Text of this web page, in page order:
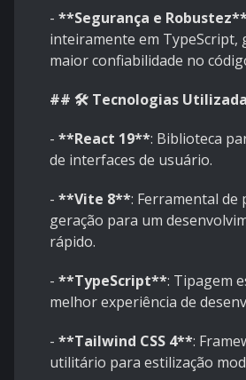
- **Segurança e
inteiramente em TypeScript,
maior confiabilidade no
## 🛠️ Tecnologias
- **React 19**: Biblioteca
de interfaces de usuário.
- **Vite 8**: Ferramental de
geração para um
rápido.
- **TypeScript**: Tipagem
melhor experiência de
- **Tailwind CSS 4**:
utilitário para estilização